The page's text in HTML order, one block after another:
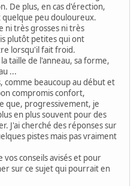
De plus, en cas d'érection,
quelque peu douloureux.
ni très grosses ni très
plutôt petites qui ont
lorsqu'il fait froid.
taille de l'anneau, sa forme,
...
comme beaucoup au début et
compromis confort,
que, progressivement, je
en plus souvent pour des
J'ai cherché des réponses sur
pistes mais pas vraiment
vos conseils avisés et pour
sur ce sujet qui pourrait en